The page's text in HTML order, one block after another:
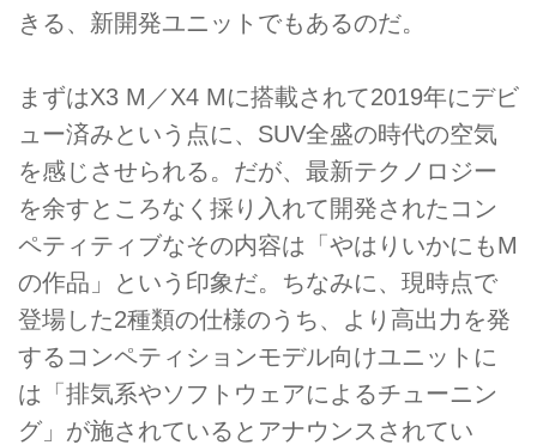
きる、新開発ユニットでもあるのだ。
まずはX3 M／X4 Mに搭載されて2019年にデビ
ュー済みという点に、SUV全盛の時代の空気
を感じさせられる。だが、最新テクノロジー
を余すところなく採り入れて開発されたコン
ペティティブなその内容は「やはりいかにもM
の作品」という印象だ。ちなみに、現時点で
登場した2種類の仕様のうち、より高出力を発
するコンペティションモデル向けユニットに
は「排気系やソフトウェアによるチューニン
グ」が施されているとアナウンスされてい